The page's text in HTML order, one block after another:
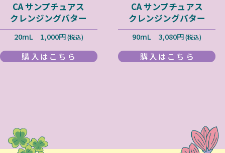
CA サンプチュアス
クレンジングバター
20mL 1,000円(税込)
購入はこちら
CA サンプチュアス
クレンジングバター
90mL 3,080円(税込)
購入はこちら